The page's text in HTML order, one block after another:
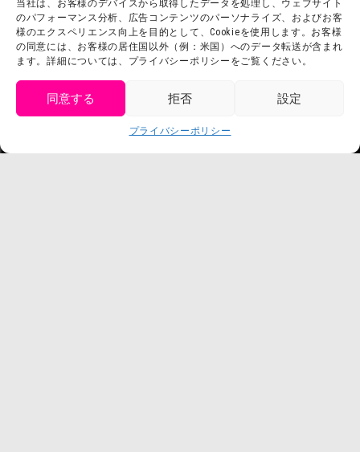
当社は、お客様のデバイスから取得したデータを処理し、ウェブサイト
のパフォーマンス分析、広告コンテンツのパーソナライズ、およびお客
様のエクスペリエンス向上を目的として、Cookieを使用します。お客様
の同意には、お客様の居住国以外（例：米国）へのデータ転送が含まれ
ます。詳細については、プライバシーポリシーをご覧ください。
同意する 拒否 設定
プライバシーポリシー
よくある質問・
お問い合わせ
利用規約
プレスリリース
法令に基づく表記
会社概要
スタッフ募集